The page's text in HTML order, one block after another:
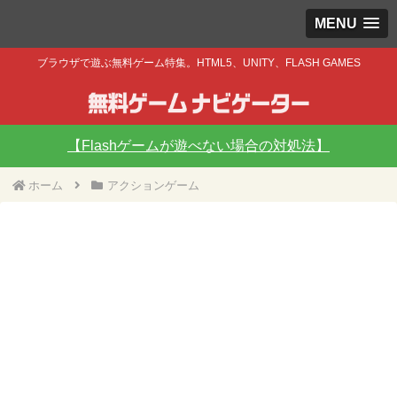
MENU
ブラウザで遊ぶ無料ゲーム特集。HTML5、UNITY、FLASH GAMES
【Flashゲームが遊べない場合の対処法】
ホーム アクションゲーム